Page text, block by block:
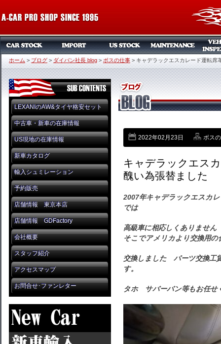
ホーム > ブログ > ダイバン社長 blog > ボスの仕事 > キャデラックエスカレード運転席
LEXANIのAW&タイヤ格安セット
中古車・新車の在庫情報
US現地の在庫情報
新車カタログ
輸入シュミレーション
予約販売
店舗情報 東京本店
店舗情報 GDFactory
会社概要
スタッフ紹介
アクセスマップ
お問合せ･ファンレター
2022年02月23日 ボス
キャデラックエス
醜い為張替ました
2007年キャデラックエスカ
では
高級車に相応しくありません
そこでアメリカより交換用の
交換しました パーツ交換工
す。
タホ サバーバン等もお任せ